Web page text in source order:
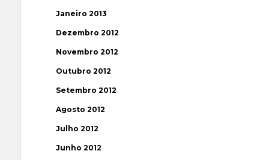
Janeiro 2013
Dezembro 2012
Novembro 2012
Outubro 2012
Setembro 2012
Agosto 2012
Julho 2012
Junho 2012